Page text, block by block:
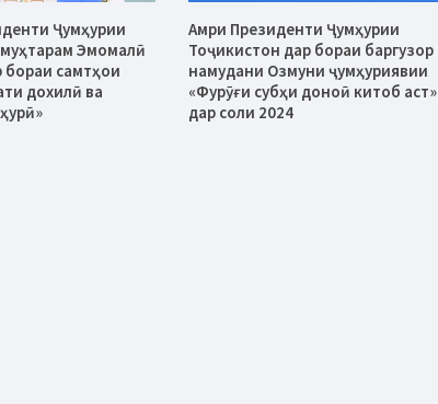
Ҷумҳурии
Эмомалӣ
бораи самтҳои
дохилӣ ва
Амри Президенти Ҷумҳурии
Тоҷикистон дар бораи баргузор
намудани Озмуни ҷумҳуриявии
«Фурӯғи субҳи доноӣ китоб аст»
дар соли 2024